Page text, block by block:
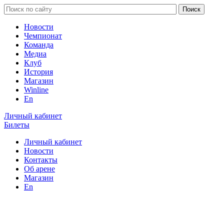
Новости
Чемпионат
Команда
Медиа
Клуб
История
Магазин
Winline
En
Личный кабинет
Билеты
Личный кабинет
Новости
Контакты
Об арене
Магазин
En